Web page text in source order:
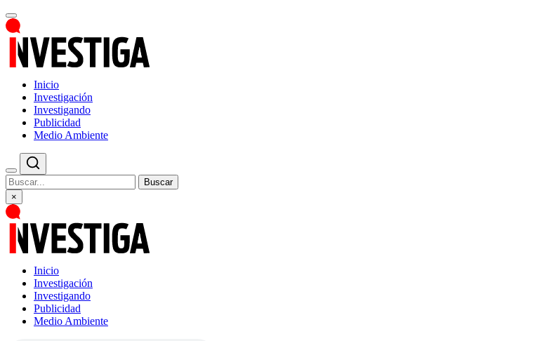
Inicio
Investigación
Investigando
Publicidad
Medio Ambiente
Buscar
×
Inicio
Investigación
Investigando
Publicidad
Medio Ambiente